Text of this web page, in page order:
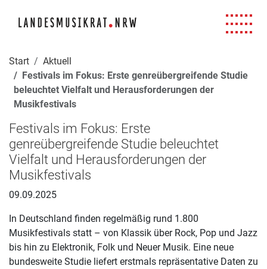
Start
Aktuell
Festivals im Fokus: Erste genreübergreifende Studie
beleuchtet Vielfalt und Herausforderungen der
Musikfestivals
Festivals im Fokus: Erste
genreübergreifende Studie beleuchtet
Vielfalt und Herausforderungen der
Musikfestivals
09.09.2025
In Deutschland finden regelmäßig rund 1.800
Musikfestivals statt – von Klassik über Rock, Pop und Jazz
bis hin zu Elektronik, Folk und Neuer Musik. Eine neue
bundesweite Studie liefert erstmals repräsentative Daten zu